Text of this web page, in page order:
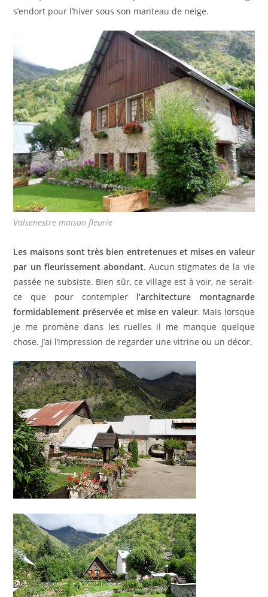
s’endort pour l’hiver sous son manteau de neige.
Valsenestre maison fleurie
Les maisons sont très bien entretenues et mises en valeur
par un fleurissement abondant. Aucun stigmates de la vie
passée ne subsiste. Bien sûr, ce village est à voir, ne serait-
ce que pour contempler l’architecture montagnarde
formidablement préservée et mise en valeur. Mais lorsque
je me promène dans les ruelles il me manque quelque
chose. J’ai l’impression de regarder une vitrine ou un décor.